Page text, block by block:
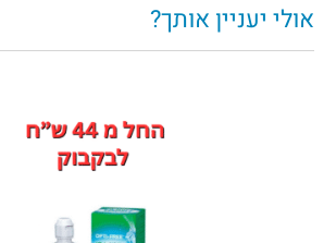
אולי יעניין אותך?